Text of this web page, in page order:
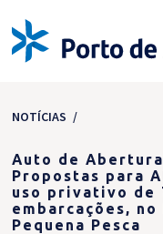
NOTÍCIAS /
Auto de
Propostas para
uso privativo de
embarcações,
Pequena Pesca